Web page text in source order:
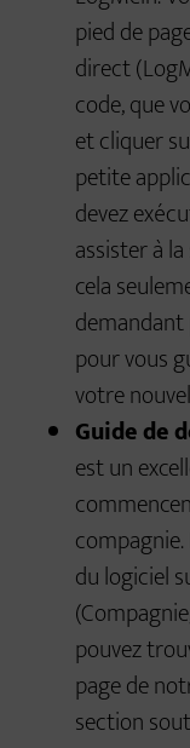
pied de
direct
code, que
et cliquer
petite
devez
assister à
cela
pour vous
votre
Guide de
est un
du logiciel
pouvez
page de
section